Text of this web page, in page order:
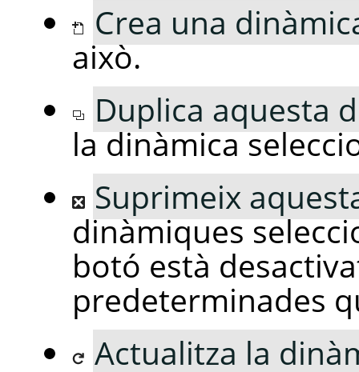
Crea una
això.
Duplica aquesta
la dinàmica
Suprimeix
dinàmiques
botó està
predeterminades
Actualitza la